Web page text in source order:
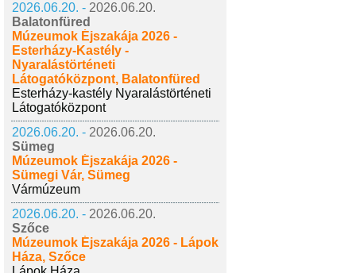
2026.06.20. - 2026.06.20.
Balatonfüred
Múzeumok Éjszakája 2026 -
Esterházy-Kastély -
Nyaralástörténeti
Látogatóközpont, Balatonfüred
Esterházy-kastély Nyaralástörténeti
Látogatóközpont
2026.06.20. - 2026.06.20.
Sümeg
Múzeumok Éjszakája 2026 -
Sümegi Vár, Sümeg
Vármúzeum
2026.06.20. - 2026.06.20.
Szőce
Múzeumok Éjszakája 2026 - Lápok
Háza, Szőce